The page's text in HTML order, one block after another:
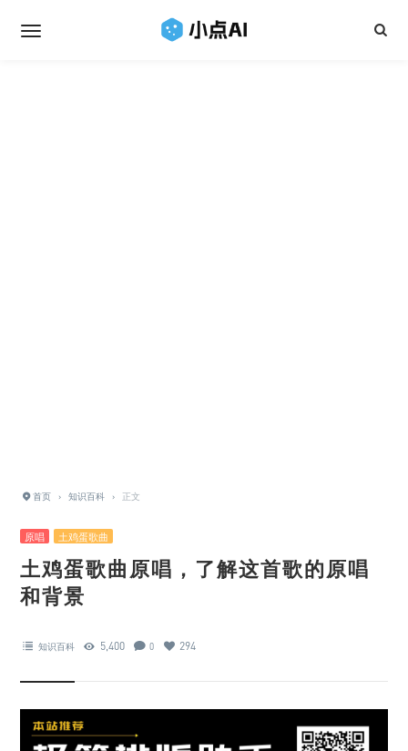
首页 › 知识百科 › 正文
原唱 土鸡蛋歌曲
土鸡蛋歌曲原唱，了解这首歌的原唱
和背景
知识百科 5,400 0 294